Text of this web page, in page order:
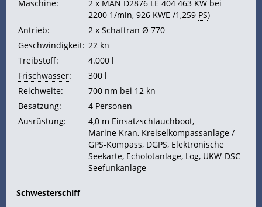
Maschine:
2 x MAN D2876 LE 404 463 KW bei
2200 1/min, 926 KWE /1,259 PS)
Antrieb:
2 x Schaffran Ø 770
Geschwindigkeit: 22 kn
Treibstoff:
4.000 l
Frischwasser:
300 l
Reichweite:
700 nm bei 12 kn
Besatzung:
4 Personen
Ausrüstung:
4,0 m Einsatzschlauchboot,
Marine Kran, Kreiselkompassanlage /
GPS-Kompass, DGPS, Elektronische
Seekarte, Echolotanlage, Log, UKW-DSC
Seefunkanlage
Schwesterschiff